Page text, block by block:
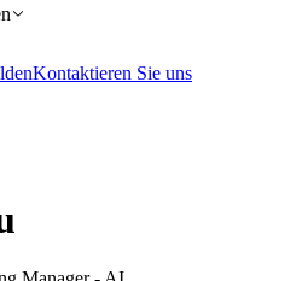
Kontaktieren Sie uns